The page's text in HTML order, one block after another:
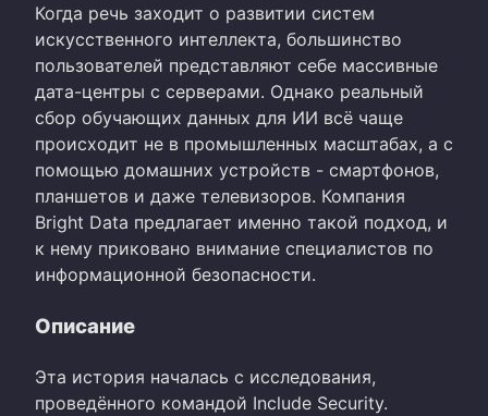
Когда речь заходит о развитии систем
искусственного интеллекта, большинство
пользователей представляют себе массивные
дата-центры с серверами. Однако реальный
сбор обучающих данных для ИИ всё чаще
происходит не в промышленных масштабах, а с
помощью домашних устройств - смартфонов,
планшетов и даже телевизоров. Компания
Bright Data предлагает именно такой подход, и
к нему приковано внимание специалистов по
информационной безопасности.
Описание
Эта история началась с исследования,
проведённого командой Include Security.